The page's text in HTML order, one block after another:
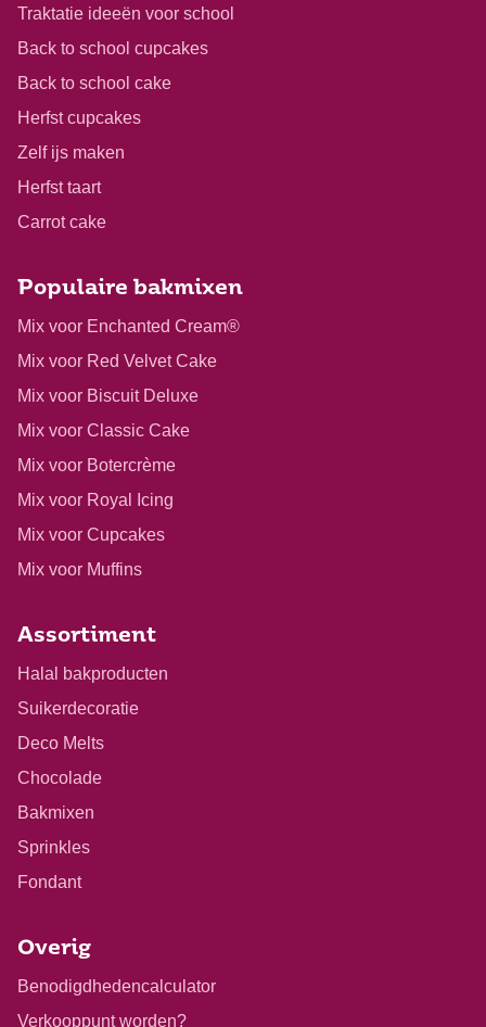
Traktatie ideeën voor school
Back to school cupcakes
Back to school cake
Herfst cupcakes
Zelf ijs maken
Herfst taart
Carrot cake
Populaire bakmixen
Mix voor Enchanted Cream®
Mix voor Red Velvet Cake
Mix voor Biscuit Deluxe
Mix voor Classic Cake
Mix voor Botercrème
Mix voor Royal Icing
Mix voor Cupcakes
Mix voor Muffins
Assortiment
Halal bakproducten
Suikerdecoratie
Deco Melts
Chocolade
Bakmixen
Sprinkles
Fondant
Overig
Benodigdhedencalculator
Verkooppunt worden?